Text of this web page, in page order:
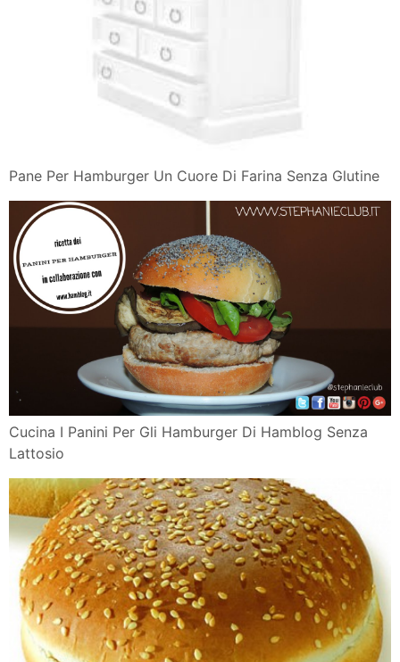
Pane Per Hamburger Un Cuore Di Farina Senza Glutine
Cucina I Panini Per Gli Hamburger Di Hamblog Senza
Lattosio